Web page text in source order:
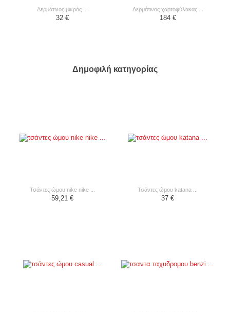
δερμάτινος μικρός ...
32 €
δερμάτινος χαρτοφύλακας ...
184 €
Δημοφιλή κατηγορίας
τσάντες ώμου nike nike ...
59,21 €
τσάντες ώμου katana ...
37 €